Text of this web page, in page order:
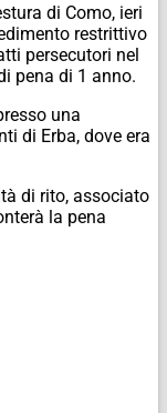
di Como, ieri
restrittivo
persecutori nel
pena di 1 anno.
una
di Erba, dove era
di rito, associato
la pena